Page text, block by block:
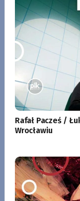
Rafał Pacześ /
Wrocławiu